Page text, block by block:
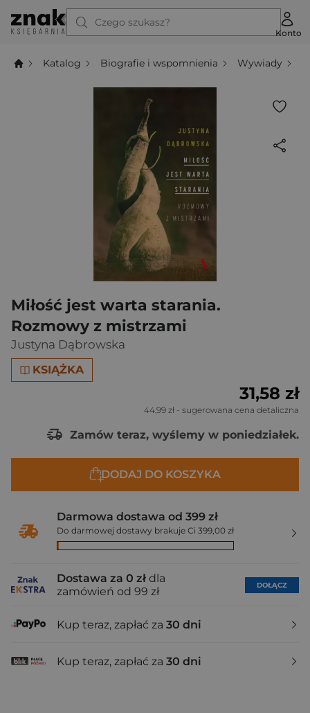
Czego szukasz?
Konto
Katalog Biografie i wspomnienia Wywiady
Miłość jest warta starania.
Rozmowy z mistrzami
Justyna Dąbrowska
KSIĄŻKA
31,58 zł
44,99 zł - sugerowana cena detaliczna
Zamów teraz, wyślemy w poniedziałek.
DODAJ DO KOSZYKA
Darmowa dostawa od 399 zł
Do darmowej dostawy brakuje Ci 399,00 zł
Dostawa za 0 zł dla
zamówień od 99 zł
DOŁĄCZ
Kup teraz, zapłać za 30 dni
Kup teraz, zapłać za 30 dni